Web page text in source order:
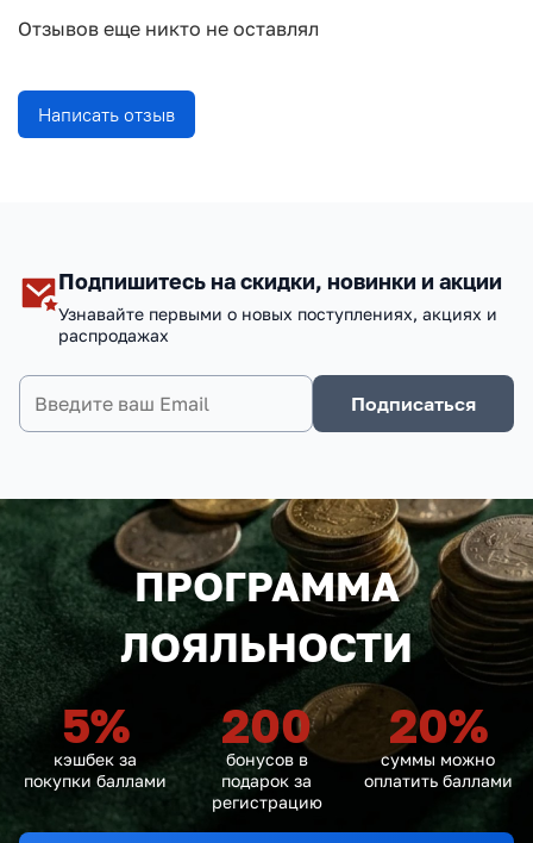
Отзывов еще никто не оставлял
Написать отзыв
Подпишитесь на скидки, новинки и акции
Узнавайте первыми о новых поступлениях, акциях и
распродажах
Подписаться
ПРОГРАММА
ЛОЯЛЬНОСТИ
5%
кэшбек за
покупки баллами
200
бонусов в
подарок за
регистрацию
20%
суммы можно
оплатить баллами